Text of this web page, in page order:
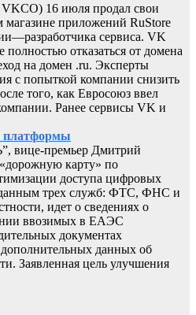
16 июля продал свои
магазине приложений RuStore
сервиса. VK
отказаться от домена
на домен .ru. Эксперты
с попыткой компании снизить
того, как Евросоюз ввел
Ранее сервисы VK и
платформы
вице-премьер Дмитрий
карту» по
доступа цифровых
трех служб: ФТС, ФНС и
идет о сведениях о
ввозимых в ЕАЭС
документах
данных об
Заявленная цель улучшения